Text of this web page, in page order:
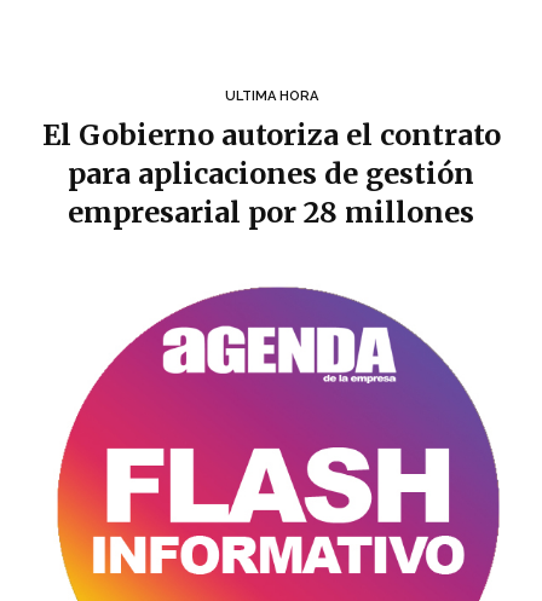
ULTIMA HORA
El Gobierno autoriza el contrato
para aplicaciones de gestión
empresarial por 28 millones